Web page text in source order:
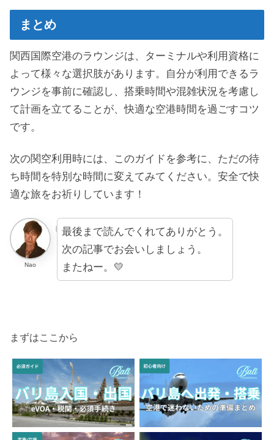
まとめ
関西国際空港のラウンジは、ターミナルや利用資格に
よって様々な選択肢があります。自分が利用できるラ
ウンジを事前に確認し、搭乗時間や混雑状況を考慮し
て計画を立てることが、快適な空港時間を過ごすコツ
です。
次の関空利用時には、このガイドを参考に、ただの待
ち時間を特別な時間に変えてみてください。安全で快
適な旅をお祈りしています！
Nao
最後まで読んでくれてありがとう。
次の記事でお会いしましょう。
またねー。💛
まずはここから